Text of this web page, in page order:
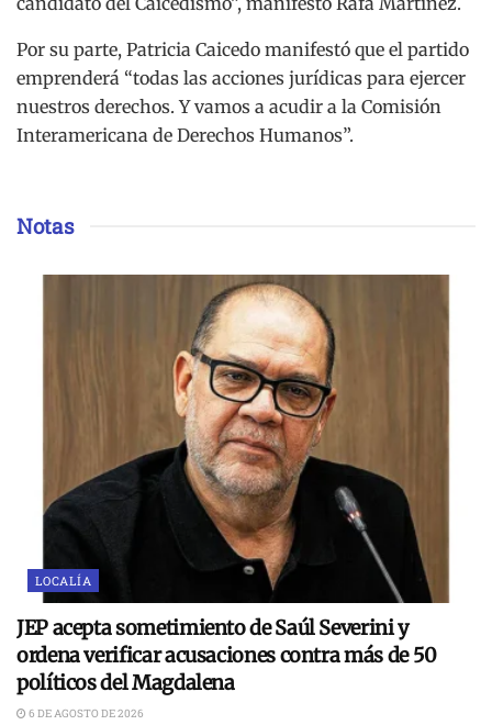
Por su parte, Patricia Caicedo manifestó que el partido
emprenderá “todas las acciones jurídicas para ejercer
nuestros derechos. Y vamos a acudir a la Comisión
Interamericana de Derechos Humanos”.
Notas
LOCALÍA
JEP acepta sometimiento de Saúl Severini y
ordena verificar acusaciones contra más de 50
políticos del Magdalena
6 DE AGOSTO DE 2026